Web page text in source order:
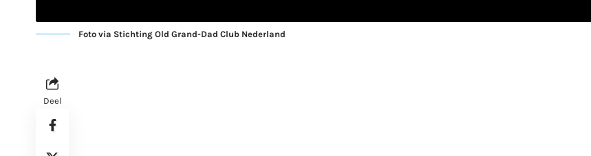
Foto via Stichting Old Grand-Dad Club Nederland
Deel